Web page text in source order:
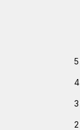
5
4
3
2